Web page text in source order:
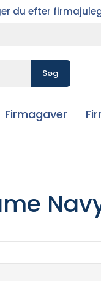
du efter
Søg
Firmagaver